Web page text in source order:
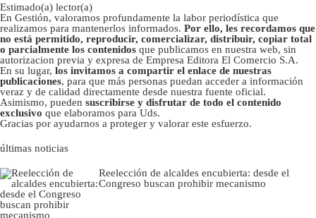
Estimado(a) lector(a)
En Gestión, valoramos profundamente la labor periodística que
realizamos para mantenerlos informados. Por ello, les recordamos que
no está permitido, reproducir, comercializar, distribuir, copiar total
o parcialmente los contenidos que publicamos en nuestra web, sin
autorizacion previa y expresa de Empresa Editora El Comercio S.A.
En su lugar, los invitamos a compartir el enlace de nuestras
publicaciones, para que más personas puedan acceder a información
veraz y de calidad directamente desde nuestra fuente oficial.
Asimismo, pueden suscribirse y disfrutar de todo el contenido
exclusivo que elaboramos para Uds.
Gracias por ayudarnos a proteger y valorar este esfuerzo.
últimas noticias
Reelección de alcaldes encubierta: desde el
Congreso buscan prohibir mecanismo